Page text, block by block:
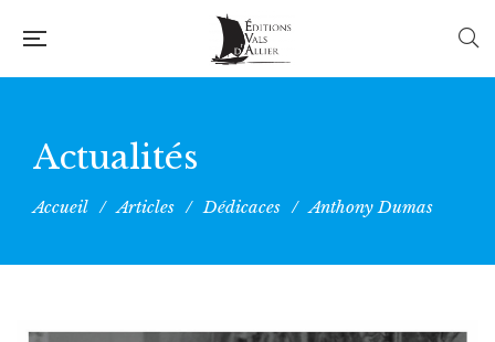
Actualités
Accueil / Articles / Dédicaces / Anthony Dumas